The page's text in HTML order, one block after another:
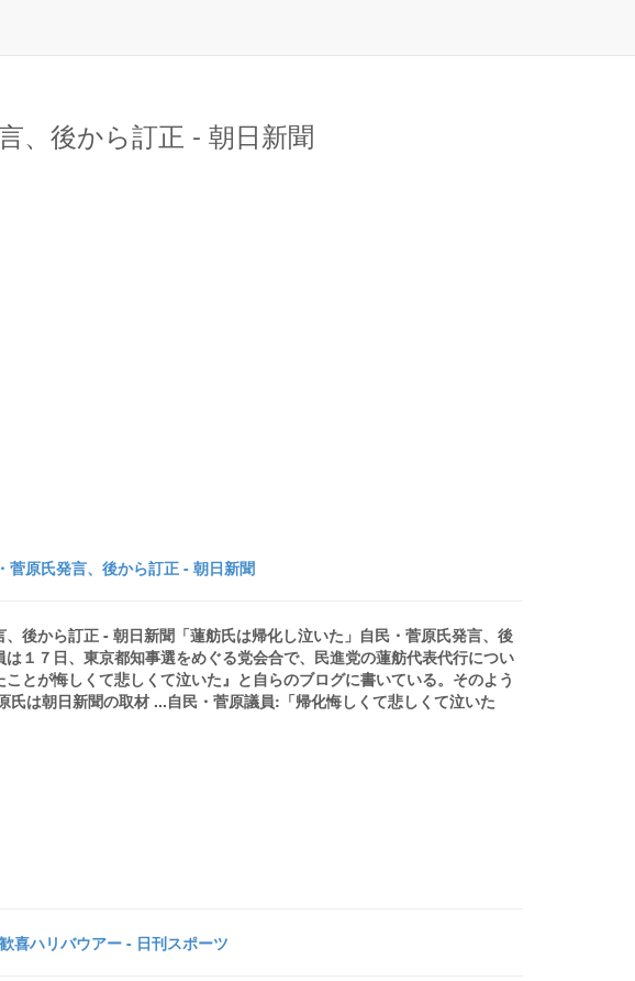
、後から訂正 - 朝日新聞
菅原氏発言、後から訂正 - 朝日新聞
、後から訂正 - 朝日新聞「蓮舫氏は帰化し泣いた」自民・菅原氏発言、後
１７日、東京都知事選をめぐる党会合で、民進党の蓮舫代表代行につい
とが悔しくて悲しくて泣いた』と自らのブログに書いている。そのよう
氏は朝日新聞の取材 ...自民・菅原議員:「帰化悔しくて悲しくて泣いた
喜ハリバウアー - 日刊スポーツ